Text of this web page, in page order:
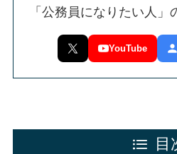
「公務員になりたい人」
YouTube
目